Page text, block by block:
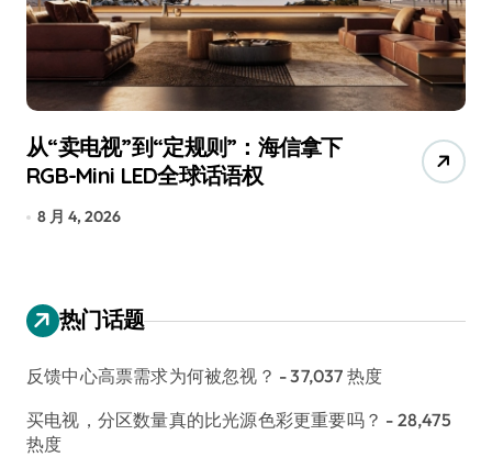
从“卖电视”到“定规则”：海信拿下
RGB-Mini LED全球话语权
8 月 4, 2026
热门话题
反馈中心高票需求为何被忽视？ - 37,037 热度
买电视，分区数量真的比光源色彩更重要吗？ - 28,475
热度